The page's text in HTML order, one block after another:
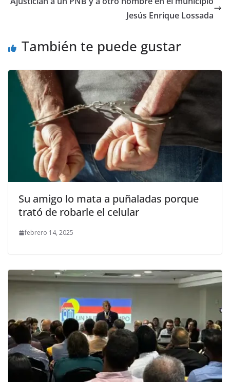
Jesús Enrique Lossada
También te puede gustar
Su amigo lo mata a puñaladas porque
trató de robarle el celular
febrero 14, 2025